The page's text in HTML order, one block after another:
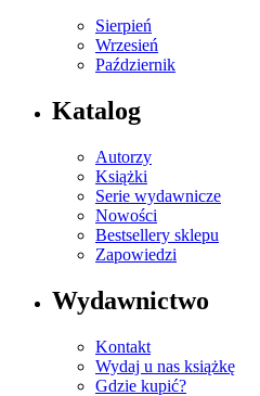
Sierpień
Wrzesień
Październik
Katalog
Autorzy
Książki
Serie wydawnicze
Nowości
Bestsellery sklepu
Zapowiedzi
Wydawnictwo
Kontakt
Wydaj u nas książkę
Gdzie kupić?